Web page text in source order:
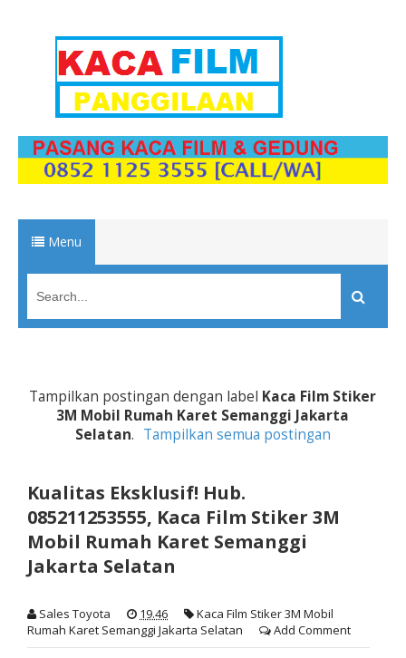
Menu
Tampilkan postingan dengan label Kaca Film Stiker
3M Mobil Rumah Karet Semanggi Jakarta
Selatan. Tampilkan semua postingan
Kualitas Eksklusif! Hub.
085211253555, Kaca Film Stiker 3M
Mobil Rumah Karet Semanggi
Jakarta Selatan
Sales Toyota 19.46
Kaca Film Stiker 3M Mobil
Rumah Karet Semanggi Jakarta Selatan
Add Comment